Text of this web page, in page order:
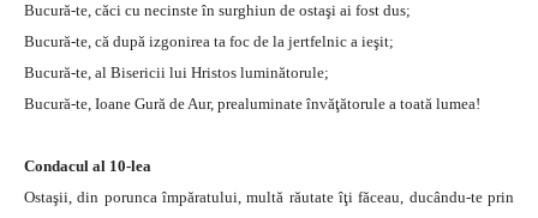
Bucură-te, căci cu necinste în surghiun de ostaşi ai fost dus;
Bucură-te, că după izgonirea ta foc de la jertfelnic a ieşit;
Bucură-te, al Bisericii lui Hristos luminătorule;
Bucură-te, Ioane Gură de Aur, prealuminate învăţătorule a toată lumea!
Condacul al 10-lea
Ostaşii, din porunca împăratului, multă răutate îţi făceau, ducându-te prin